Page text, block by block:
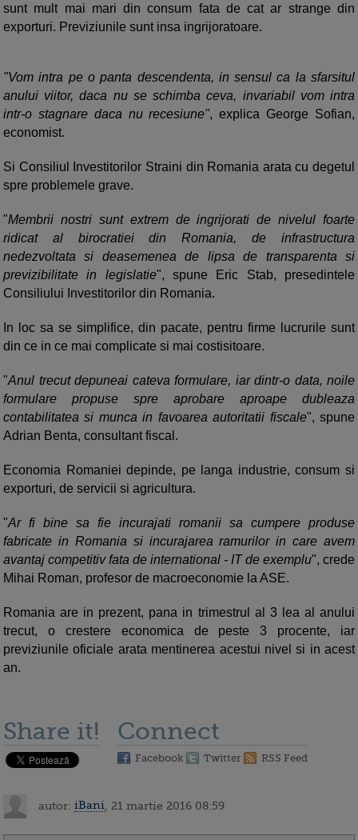
sunt mult mai mari din consum fata de cat ar strange din
exporturi. Previziunile sunt insa ingrijoratoare.
"Vom intra pe o panta descendenta, in sensul ca la sfarsitul
anului viitor, daca nu se schimba ceva, invariabil vom intra
intr-o stagnare daca nu recesiune", explica George Sofian,
economist.
Si Consiliul Investitorilor Straini din Romania arata cu degetul
spre problemele grave.
"Membrii nostri sunt extrem de ingrijorati de nivelul foarte
ridicat al birocratiei din Romania, de infrastructura
nedezvoltata si deasemenea de lipsa de transparenta si
previzibilitate in legislatie", spune Eric Stab, presedintele
Consiliului Investitorilor din Romania.
In loc sa se simplifice, din pacate, pentru firme lucrurile sunt
din ce in ce mai complicate si mai costisitoare.
"Anul trecut depuneai cateva formulare, iar dintr-o data, noile
formulare propuse spre aprobare aproape dubleaza
contabilitatea si munca in favoarea autoritatii fiscale", spune
Adrian Benta, consultant fiscal.
Economia Romaniei depinde, pe langa industrie, consum si
exporturi, de servicii si agricultura.
"Ar fi bine sa fie incurajati romanii sa cumpere produse
fabricate in Romania si incurajarea ramurilor in care avem
avantaj competitiv fata de international - IT de exemplu", crede
Mihai Roman, profesor de macroeconomie la ASE.
Romania are in prezent, pana in trimestrul al 3 lea al anului
trecut, o crestere economica de peste 3 procente, iar
previziunile oficiale arata mentinerea acestui nivel si in acest
an.
Share it! Connect
Facebook Twitter RSS Feed
autor: iBani , 21 martie 2016 08:59